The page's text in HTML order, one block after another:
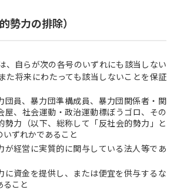
勢力の排除）
、自らが次の各号のいずれにも該当しない
た将来にわたっても該当しないことを保証
団員、暴力団準構成員、暴力団関係者・関
屋、社会運動・政治運動標ぼうゴロ、その
勢力（以下、総称して「反社会的勢力」と
いずれかであること
が経営に実質的に関与している法人等であ
に資金を提供し、または便宜を供与するな
ること